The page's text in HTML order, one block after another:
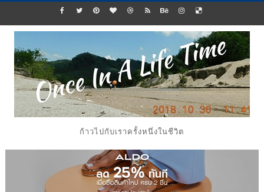
ก้าวไปกับเราครั้งหนึ่งในชีวิต